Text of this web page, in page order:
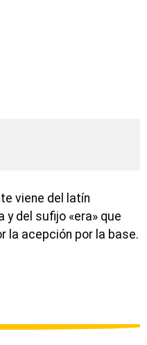
viene del latín
y del sufijo «era» que
la acepción por la base.